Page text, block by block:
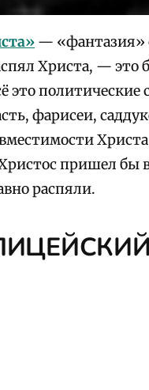
— «фантазия»
Христа, —
это
фарисеи,
пришел
распяли.